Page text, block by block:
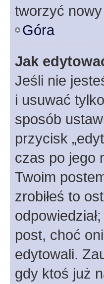
tworzyć
Góra
Jak
Jeśli nie
i usuwać
sposób
przycisk
czas po jego
Twoim
zrobiłeś to
post, choć
edytowali.
gdy ktoś już